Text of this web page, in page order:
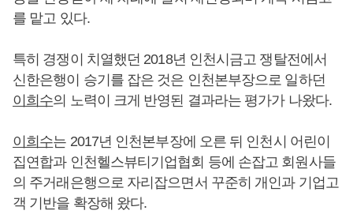
를 맡고 있다.
특히 경쟁이 치열했던 2018년 인천시금고 쟁탈전에서
신한은행이 승기를 잡은 것은 인천본부장으로 일하던
이희수의 노력이 크게 반영된 결과라는 평가가 나왔다.
이희수는 2017년 인천본부장에 오른 뒤 인천시 어린이
집연합과 인천헬스뷰티기업협회 등에 손잡고 회원사들
의 주거래은행으로 자리잡으면서 꾸준히 개인과 기업고
객 기반을 확장해 왔다.